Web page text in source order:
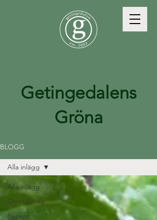
Getingedalens
Gröna
BLOGG
Alla inlägg
Omställning
Recept
Alla inlägg